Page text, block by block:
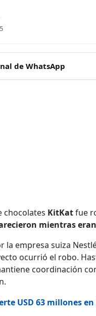
de WhatsApp
chocolates KitKatfue
mientras
la empresa suiza
ocurrió el robo.
coordinación
USD 63 millones